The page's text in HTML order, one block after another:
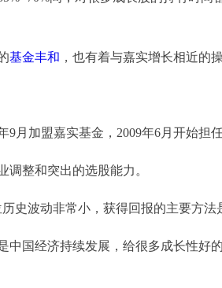
基金丰和 ，也有着与嘉实增长相近的
加盟嘉实基金，2009年6月开始担任
整和突出的选股能力。
波动非常小，获得回报的主要方法
国经济持续发展，给很多成长性好